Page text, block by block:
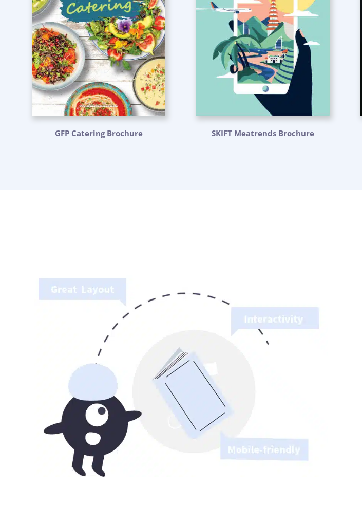
GFP Catering Brochure SKIFT Meatrends Brochure